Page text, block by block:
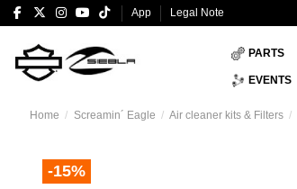
App Legal Note
PARTS
EVENTS
Home Screamin´ Eagle Air cleaner kits & Filters
-15%